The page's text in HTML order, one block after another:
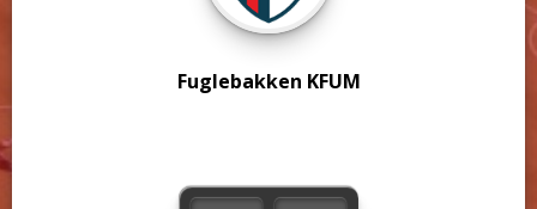
Fuglebakken KFUM